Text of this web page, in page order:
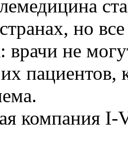
но
врачи не
пациентов,
компания I-